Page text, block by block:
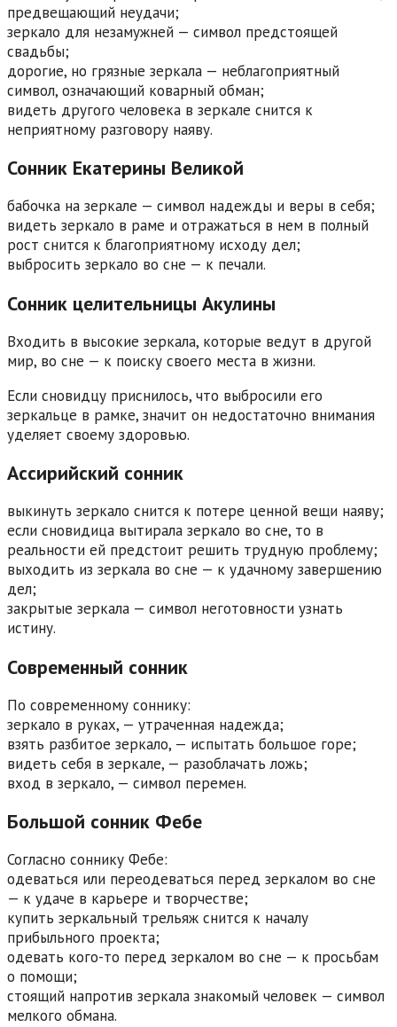
предвещающий неудачи;
зеркало для незамужней — символ предстоящей
свадьбы;
дорогие, но грязные зеркала — неблагоприятный
символ, означающий коварный обман;
видеть другого человека в зеркале снится к
неприятному разговору наяву.
Сонник Екатерины Великой
бабочка на зеркале — символ надежды и веры в себя;
видеть зеркало в раме и отражаться в нем в полный
рост снится к благоприятному исходу дел;
выбросить зеркало во сне — к печали.
Сонник целительницы Акулины
Входить в высокие зеркала, которые ведут в другой
мир, во сне — к поиску своего места в жизни.
Если сновидцу приснилось, что выбросили его
зеркальце в рамке, значит он недостаточно внимания
уделяет своему здоровью.
Ассирийский сонник
выкинуть зеркало снится к потере ценной вещи наяву;
если сновидица вытирала зеркало во сне, то в
реальности ей предстоит решить трудную проблему;
выходить из зеркала во сне — к удачному завершению
дел;
закрытые зеркала — символ неготовности узнать
истину.
Современный сонник
По современному соннику:
зеркало в руках, — утраченная надежда;
взять разбитое зеркало, — испытать большое горе;
видеть себя в зеркале, — разоблачать ложь;
вход в зеркало, — символ перемен.
Большой сонник Фебе
Согласно соннику Фебе:
одеваться или переодеваться перед зеркалом во сне
— к удаче в карьере и творчестве;
купить зеркальный трельяж снится к началу
прибыльного проекта;
одевать кого-то перед зеркалом во сне — к просьбам
о помощи;
стоящий напротив зеркала знакомый человек — символ
мелкого обмана.